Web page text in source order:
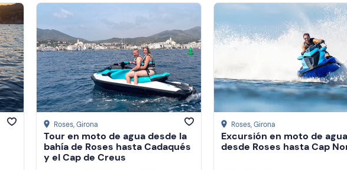
Roses, Girona
Tour en moto de agua desde la
bahía de Roses hasta Cadaqués
y el Cap de Creus
Roses, Girona
Excursión en moto de agua
desde Roses hasta Cap